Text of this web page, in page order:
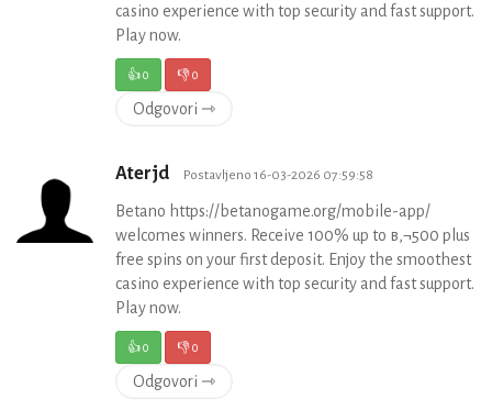
casino experience with top security and fast support.
Play now.
👍0 👎0
Odgovori ⇾
Aterjd Postavljeno 16-03-2026 07:59:58
Betano https://betanogame.org/mobile-app/
welcomes winners. Receive 100% up to в‚¬500 plus
free spins on your first deposit. Enjoy the smoothest
casino experience with top security and fast support.
Play now.
👍0 👎0
Odgovori ⇾